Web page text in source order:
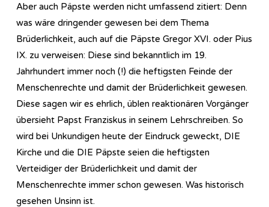
Aber auch Päpste werden nicht umfassend zitiert: Denn
was wäre dringender gewesen bei dem Thema
Brüderlichkeit, auch auf die Päpste Gregor XVI. oder Pius
IX. zu verweisen: Diese sind bekanntlich im 19.
Jahrhundert immer noch (!) die heftigsten Feinde der
Menschenrechte und damit der Brüderlichkeit gewesen.
Diese sagen wir es ehrlich, üblen reaktionären Vorgänger
übersieht Papst Franziskus in seinem Lehrschreiben. So
wird bei Unkundigen heute der Eindruck geweckt, DIE
Kirche und die DIE Päpste seien die heftigsten
Verteidiger der Brüderlichkeit und damit der
Menschenrechte immer schon gewesen. Was historisch
gesehen Unsinn ist.